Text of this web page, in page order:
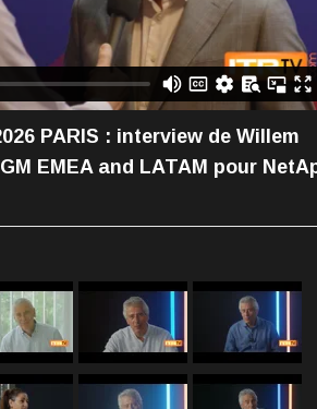
PARIS : interview de Willem
EMEA and LATAM pour